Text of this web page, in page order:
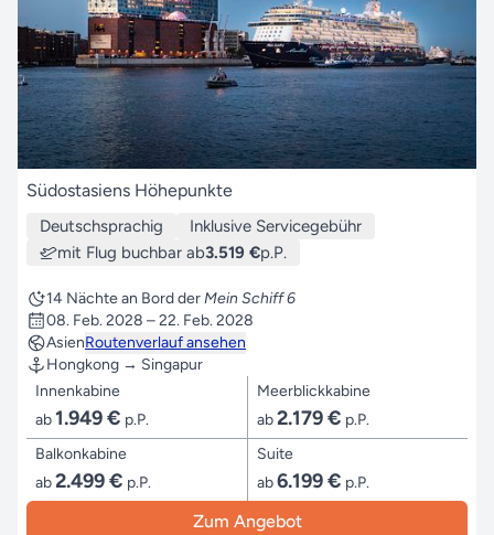
Südostasiens Höhepunkte
Deutschsprachig
Inklusive Servicegebühr
mit Flug buchbar ab3.519 €p.P.
14 Nächte an Bord derMein Schiff 6
08. Feb. 2028 – 22. Feb. 2028
AsienRoutenverlauf ansehen
Hongkong → Singapur
Innenkabine
ab1.949 € p.P.
Meerblickkabine
ab2.179 € p.P.
Balkonkabine
ab2.499 € p.P.
Suite
ab6.199 € p.P.
Zum Angebot